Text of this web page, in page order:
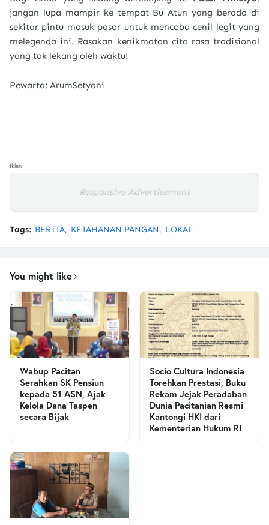
jangan lupa mampir ke tempat Bu Atun yang berada di
sekitar pintu masuk pasar untuk mencoba cenil legit yang
melegenda ini. Rasakan kenikmatan cita rasa tradisional
yang tak lekang oleh waktu!
Pewarta: ArumSetyani
Iklan
Responsive Advertisement
Tags: BERITA KETAHANAN PANGAN LOKAL
You might like
Wabup Pacitan
Serahkan SK Pensiun
kepada 51 ASN, Ajak
Kelola Dana Taspen
secara Bijak
Socio Cultura Indonesia
Torehkan Prestasi, Buku
Rekam Jejak Peradaban
Dunia Pacitanian Resmi
Kantongi HKI dari
Kementerian Hukum RI